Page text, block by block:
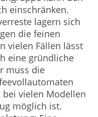
einschränken.
lagern sich
die feinen
vielen Fällen lässt
eine gründliche
muss die
vielen Modellen
möglich ist.